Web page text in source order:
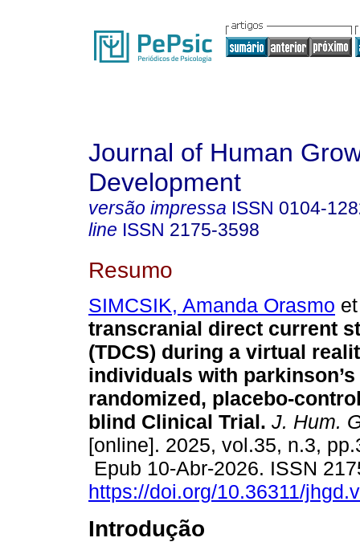
Journal of Human
Development
versão impressa ISSN 0104-
line ISSN 2175-3598
Resumo
SIMCSIK, Amanda Orasmo
transcranial direct current
(TDCS) during a virtual
individuals with
randomized, placebo-
blind Clinical Trial. J. Hum.
[online]. 2025, vol.35, n.3,
Epub 10-Abr-2026. ISSN
https://doi.org/10.36311/
Introdução